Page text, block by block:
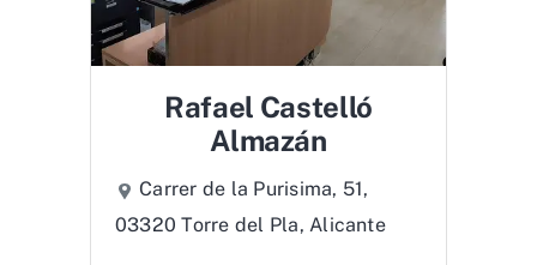
Rafael Castelló
Almazán
Carrer de la Purisima, 51,
03320 Torre del Pla, Alicante